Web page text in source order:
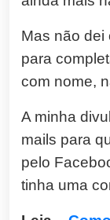
Mas não dei
para
com nome,
A minha
mails para
pelo
tinha uma